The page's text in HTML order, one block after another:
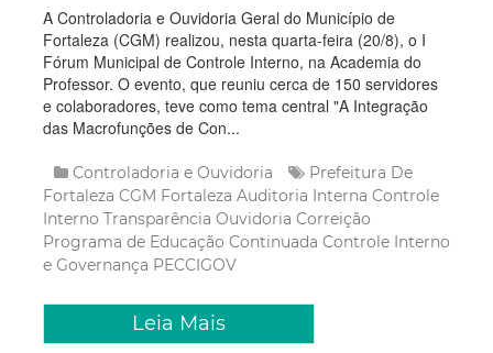
A Controladoria e Ouvidoria Geral do Município de
Fortaleza (CGM) realizou, nesta quarta-feira (20/8), o I
Fórum Municipal de Controle Interno, na Academia do
Professor. O evento, que reuniu cerca de 150 servidores
e colaboradores, teve como tema central "A Integração
das Macrofunções de Con...
Controladoria e Ouvidoria
Prefeitura De
Fortaleza CGM Fortaleza Auditoria Interna Controle
Interno Transparência Ouvidoria Correição
Programa de Educação Continuada Controle Interno
e Governança PECCIGOV
Leia Mais